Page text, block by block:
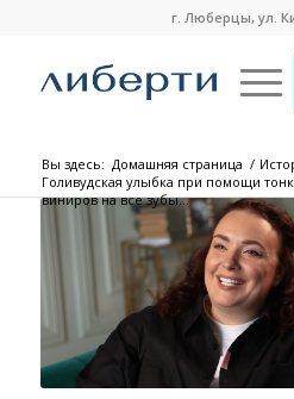
г. Люберцы, ул.
Вы здесь: Домашняя страница /
Голивудская улыбка при помощи
виниров на все зубы...